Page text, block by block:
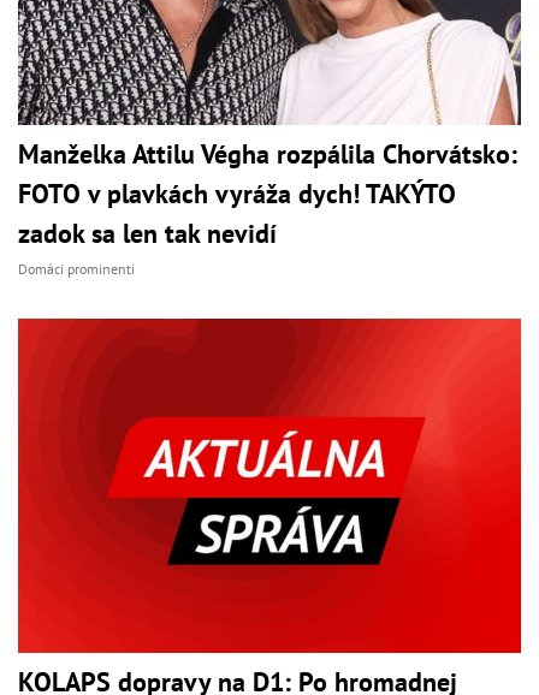
Manželka Attilu Végha rozpálila Chorvátsko:
FOTO v plavkách vyráža dych! TAKÝTO
zadok sa len tak nevidí
Domáci prominenti
KOLAPS dopravy na D1: Po hromadnej